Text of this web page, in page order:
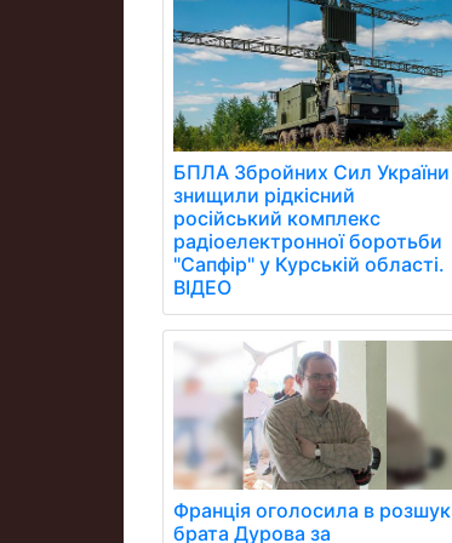
БПЛА Збройних Сил України
знищили рідкісний
російський комплекс
радіоелектронної боротьби
"Сапфір" у Курській області.
ВІДЕО
Франція оголосила в розшук
брата Дурова за